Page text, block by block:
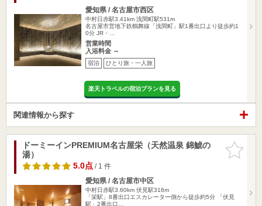
愛知県 / 名古屋市西区
中村日赤駅3.41km 浅間町駅531m
名古屋市営地下鉄鶴舞線「浅間町」駅1番出口より徒歩約1
0分 JR・…
営業時間
入浴料金 ～
宿泊 ひとり旅・一人旅
楽天トラベルの宿泊プランを見る
関連情報から探す
お気に入
りに追加
ドーミーインPREMIUM名古屋栄（天然温泉 錦鯱の
湯）
5.0点/ 1 件
愛知県 / 名古屋市中区
中村日赤駅3.60km 伏見駅316m
「栄駅」8番出口エスカレーター側から徒歩約5分 「伏見
駅」2番出口…